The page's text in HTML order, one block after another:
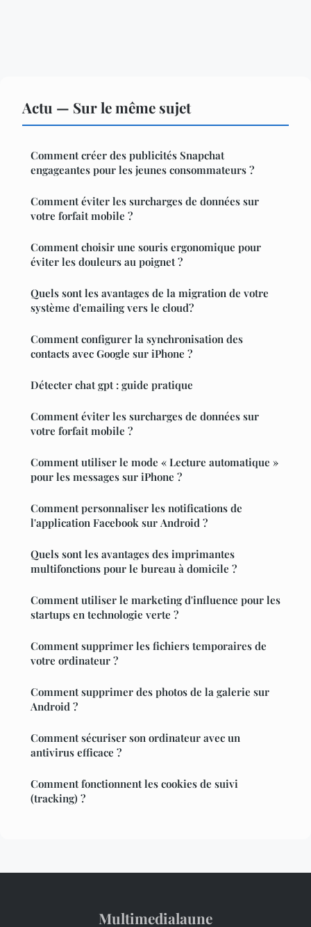
Actu — Sur le même sujet
Comment créer des publicités Snapchat
engageantes pour les jeunes consommateurs ?
Comment éviter les surcharges de données sur
votre forfait mobile ?
Comment choisir une souris ergonomique pour
éviter les douleurs au poignet ?
Quels sont les avantages de la migration de votre
système d'emailing vers le cloud?
Comment configurer la synchronisation des
contacts avec Google sur iPhone ?
Détecter chat gpt : guide pratique
Comment éviter les surcharges de données sur
votre forfait mobile ?
Comment utiliser le mode « Lecture automatique »
pour les messages sur iPhone ?
Comment personnaliser les notifications de
l'application Facebook sur Android ?
Quels sont les avantages des imprimantes
multifonctions pour le bureau à domicile ?
Comment utiliser le marketing d'influence pour les
startups en technologie verte ?
Comment supprimer les fichiers temporaires de
votre ordinateur ?
Comment supprimer des photos de la galerie sur
Android ?
Comment sécuriser son ordinateur avec un
antivirus efficace ?
Comment fonctionnent les cookies de suivi
(tracking) ?
Multimedialaune